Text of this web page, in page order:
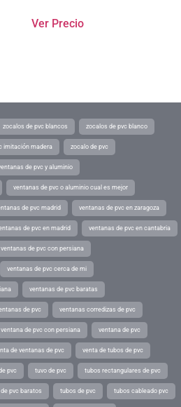
Ver Precio
zocalos de pvc blancos zocalos de pvc blanco
imitación madera zocalo de pvc
de pvc y aluminio
ventanas de pvc o aluminio cual es mejor
de pvc madrid ventanas de pvc en zaragoza
de pvc en madrid ventanas de pvc en cantabria
ventanas de pvc con persiana
ventanas de pvc cerca de mi
ventanas de pvc baratas
de pvc ventanas corredizas de pvc
ventana de pvc con persiana ventana de pvc
de ventanas de pvc venta de tubos de pvc
pvc tuvo de pvc tubos rectangulares de pvc
pvc baratos tubos de pvc tubos cableado pvc